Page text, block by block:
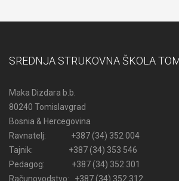
SREDNJA STRUKOVNA ŠKOLA
Maka Dizdara b.b.
80240 Tomislavgrad
Bosnia & Hercegovina
Ravnatelj: +387 (34) 352 004
Tajnik: +387 (34) 353 546
Pedagog: +387 (34) 352 301
Računovodstvo: +387 (34) 352 312